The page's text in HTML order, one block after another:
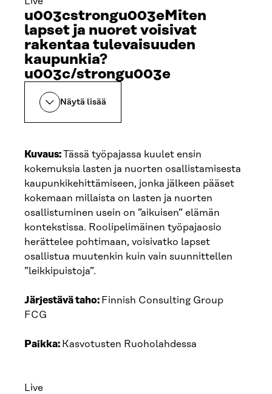
u003cstrongu003eMiten
lapset ja nuoret voisivat
rakentaa tulevaisuuden
kaupunkia?
u003c/strongu003e
Näytä lisää
Kuvaus:Tässä työpajassa kuulet ensin
kokemuksia lasten ja nuorten osallistamisesta
kaupunkikehittämiseen, jonka jälkeen pääset
kokemaan millaista on lasten ja nuorten
osallistuminen usein on ”aikuisen” elämän
kontekstissa. Roolipelimäinen työpajaosio
herättelee pohtimaan, voisivatko lapset
osallistua muutenkin kuin vain suunnittellen
”leikkipuistoja”.
Järjestävä taho: Finnish Consulting Group
FCG
Paikka: Kasvotusten Ruoholahdessa
Live